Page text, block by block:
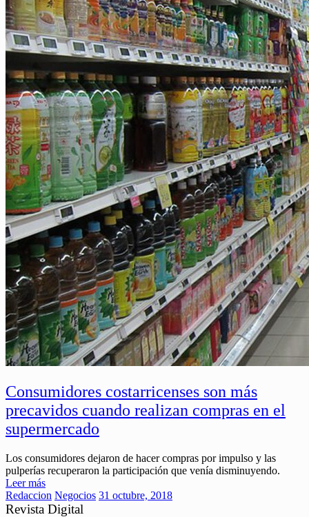
Consumidores costarricenses son más
precavidos cuando realizan compras en el
supermercado
Los consumidores dejaron de hacer compras por impulso y las
pulperías recuperaron la participación que venía disminuyendo.
Leer más
Redaccion Negocios 31 octubre, 2018
Revista Digital